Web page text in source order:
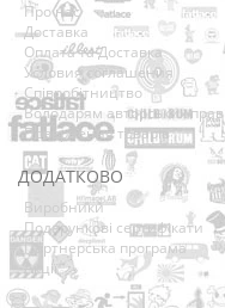
Про нас
Доставка
Оплата та Доставка
Условия соглашения
Співробітництво
Володарям авторських прав
Повернення товарів
ДОДАТКОВО
Виробники
Подарункові сертифікати
Партнерська програма
Акції